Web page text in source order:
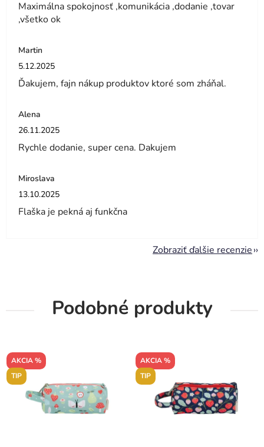
Maximálna spokojnosť ,komunikácia ,dodanie ,tovar
,všetko ok
Martin
Hodnotenie obchodu je 5 z 5 hviezdičiek.
5.12.2025
Ďakujem, fajn nákup produktov ktoré som zháňal.
Alena
Hodnotenie obchodu je 5 z 5 hviezdičiek.
26.11.2025
Rychle dodanie, super cena. Dakujem
Miroslava
Hodnotenie obchodu je 5 z 5 hviezdičiek.
13.10.2025
Flaška je pekná aj funkčna
Zobraziť ďalšie recenzie
Podobné produkty
AKCIA %
TIP
AKCIA %
TIP